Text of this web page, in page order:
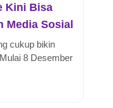
Kini Bisa
Media Sosial
cukup bikin
8 Desember